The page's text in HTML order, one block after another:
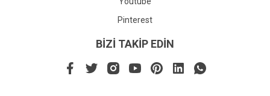
Pinterest
BİZİ TAKİP EDİN